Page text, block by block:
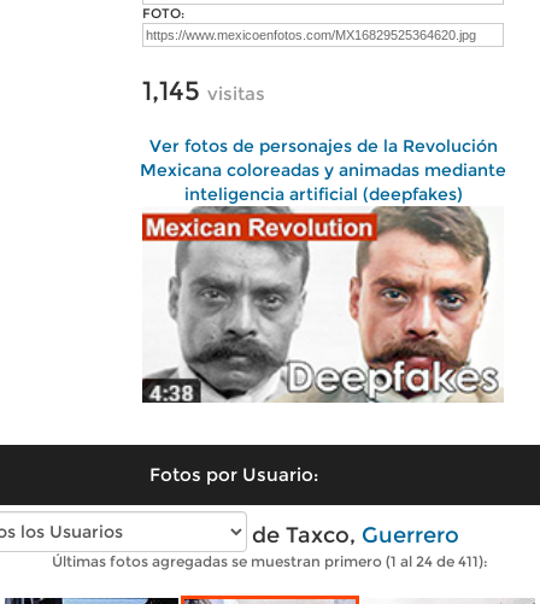
FOTO:
1,145 visitas
Ver fotos de personajes de la Revolución
Mexicana coloreadas y animadas mediante
inteligencia artificial (deepfakes)
Fotos por Usuario:
Fotos antiguas de Taxco, Guerrero
Últimas fotos agregadas se muestran primero (1 al 24 de 411):